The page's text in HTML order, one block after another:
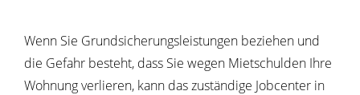
Wenn Sie Grundsicherungsleistungen beziehen und
die Gefahr besteht, dass Sie wegen Mietschulden Ihre
Wohnung verlieren, kann das zuständige Jobcenter in